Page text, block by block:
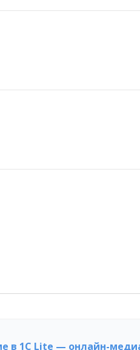
в 1С Lite — онлайн-